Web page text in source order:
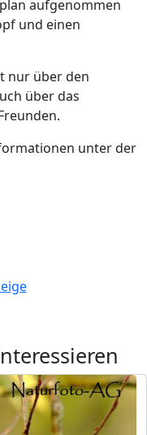
aufgenommen
und einen
nur über den
über das
unter der